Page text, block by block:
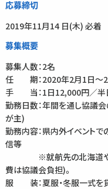
応募締切
2019年11月14 日(木) 必着
募集概要
募集人数：2名
任 期：2020年2月1日～
手 当：1日12,000円／半
勤務日数：年間を通し協議
が主)
勤務内容：県内外イベント
信等
※就航先の北海道や沖
費は協議会負担)。
服 装：夏服・冬服一式を